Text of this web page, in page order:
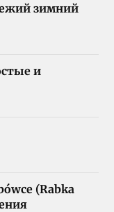
зимний
и
(Rabka